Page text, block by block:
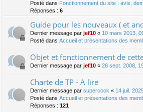
Posté dans Fonctionnement du site : avis,
Réponses : 6
Guide pour les nouveaux ( et
Dernier message par jef10 « 10 mars 2013,
Posté dans Accueil et présentations des
Objet et fonctionnement de
Dernier message par jef10 « 28 sept. 2008,
Charte de TP - A lire
Dernier message par supercook « 14 juil.
Posté dans Accueil et présentations des
Réponses : 121